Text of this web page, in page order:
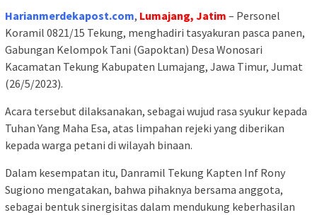
Harianmerdekapost.com, Lumajang, Jatim – Personel
Koramil 0821/15 Tekung, menghadiri tasyakuran pasca panen,
Gabungan Kelompok Tani (Gapoktan) Desa Wonosari
Kacamatan Tekung Kabupaten Lumajang, Jawa Timur, Jumat
(26/5/2023).
Acara tersebut dilaksanakan, sebagai wujud rasa syukur kepada
Tuhan Yang Maha Esa, atas limpahan rejeki yang diberikan
kepada warga petani di wilayah binaan.
Dalam kesempatan itu, Danramil Tekung Kapten Inf Rony
Sugiono mengatakan, bahwa pihaknya bersama anggota,
sebagai bentuk sinergisitas dalam mendukung keberhasilan